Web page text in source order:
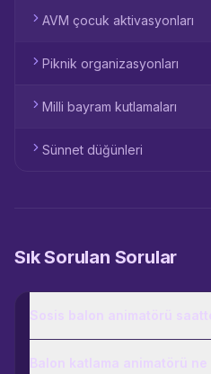
AVM çocuk aktivasyonları
Piknik organizasyonları
Milli bayram kutlamaları
Sünnet düğünleri
Sık Sorulan Sorular
Sosis balon animatörü
Balon katlama animatörü